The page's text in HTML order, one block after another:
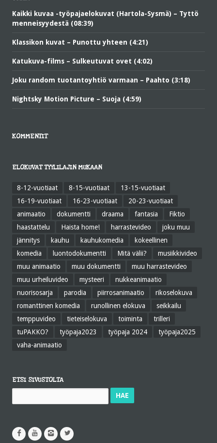
Kaikki kuvaa -työpajaelokuvat (Hartola-Sysmä) – Tyttö
menneisyydestä (08:39)
Klassikon kuvat – Punottu yhteen (4:21)
Katukuva-films – Sulkeutuvat ovet (4:02)
Joku random tuotantoyhtiö varmaan – Paahto (3:18)
Nightsky Motion Picture – Suoja (4:59)
KOMMENTIT
ELOKUVAT TYYLILAJIN MUKAAN
8-12-vuotiaat 8-15-vuotiaat
13-15-vuotiaat
16-19-vuotiaat
16-23-vuotiaat
20-23-vuotiaat
animaatio
dokumentti draama fantasia
Fiktio
haastattelu
Haista home! harrastevideo
joku muu
jännitys
kauhu kauhukomedia
kokeellinen
komedia
luontodokumentti Mitä välii?
musiikkivideo
muu animaatio
muu dokumentti
muu harrastevideo
muu urheiluvideo
mysteeri
nukkeanimaatio
nuorisosarja
parodia piirrosanimaatio
rikoselokuva
romanttinen komedia
runollinen elokuva
seikkailu
temppuvideo
tieteiselokuva toiminta
trilleri
tuPAKKO?
työpaja2023 työpaja 2024
työpaja2025
vaha-animaatio
ETSI SIVUSTOLTA